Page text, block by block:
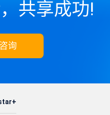
共享成功!
询